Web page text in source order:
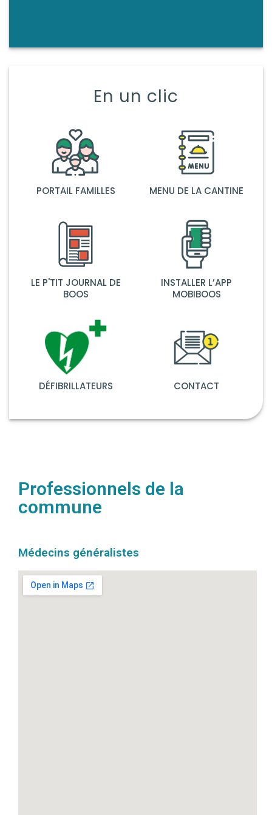
En un clic
PORTAIL FAMILLES MENU DE LA CANTINE
LE P'TIT JOURNAL DE
BOOS
INSTALLER L’APP
MOBIBOOS
DÉFIBRILLATEURS CONTACT
Professionnels de la
commune
Médecins généralistes